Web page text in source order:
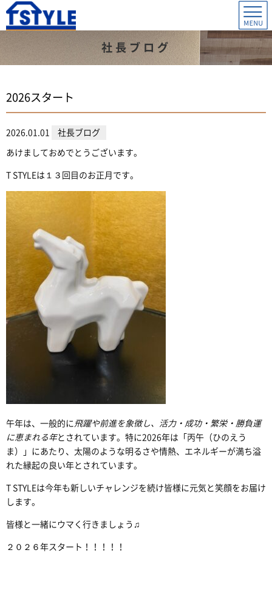
社長ブログ
2026スタート
2026.01.01 社長ブログ
あけましておめでとうございます。
T STYLEは１３回目のお正月です。
午年は、一般的に 飛躍や前進を象徴し、活力・成功・繁栄・勝負運
に恵まれる年とされています。特に2026年は「丙午（ひのえう
ま）」にあたり、太陽のような明るさや情熱、エネルギーが満ち溢
れた縁起の良い年とされています。
T STYLEは今年も新しいチャレンジを続け皆様に元気と笑顔をお届け
します。
皆様と一緒にウマく行きましょう♫
２０２６年スタート！！！！！